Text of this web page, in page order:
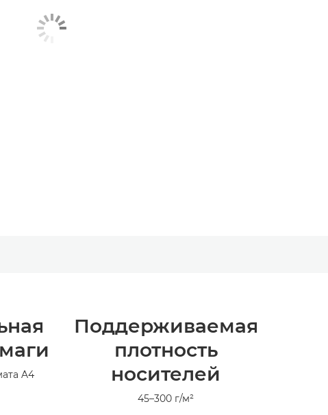
A4
Поддерживаемая
плотность
носителей
45–300 г/м²